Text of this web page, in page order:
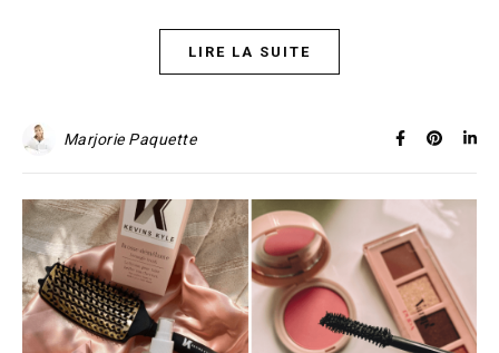
LIRE LA SUITE
Marjorie Paquette